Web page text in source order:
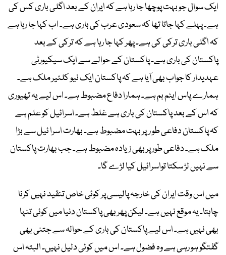
ایک سوال جو بہت پوچھا جا رہا ہے کہ ایران کے بعد اگلی باری کس کی
ہے۔ پہلے کہا جاتا تھا کہ سعودی عرب کی باری ہے۔ اب کہا جا رہا ہے
کہ اگلی باری ترکی کی ہے۔ پھر کہا جا رہا ہے کہ ترکی کے بعد
پاکستان کی باری ہے۔ پاکستان کے حوالے سے ایک سیکیورٹی
عہدیدار کا جواب بھی آیا ہے کہ پاکستان ایک نیو کلئیر ملک ہے۔
ہمارے پاس ایٹم بم ہے۔ ہمارا دفاع مضبوط ہے۔ اس لیے یہ تھیوری
کہ اس کے بعد پاکستان کی باری ہے غلط ہے۔ اسرائیل کو علم ہے
کہ پاکستان دفاعی طو رپر بہت مضبوط ہے۔ بھارت اسرا ئیل سے بڑا
ملک ہے۔ دفاعی طور پر بھی زیادہ مضبوط ہے۔ جب بھارت پاکستان
سے نہیں لڑ سکتا تواسرائیل کیا لڑے گا۔
میں اس وقت ایران کی خارجہ پالیسی پر کوئی خاص تنقید نہیں کرنا
چاہتا۔ یہ موقع نہیں ہے۔ لیکن پھر بھی پاکستان دنیا میں کوئی تنہا
بھی نہیں ہے۔ اس لیے پاکستان کی باری کے حوالہ سے جتنی بھی
گفتگو ہو رہی ہے وہ فضول ہے۔ اس میں کوئی دلیل نہیں۔ البتہ اس